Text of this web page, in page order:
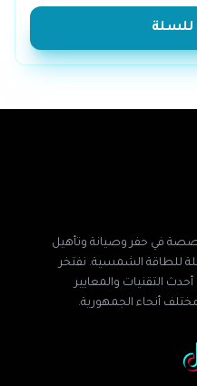
في حفر وصيانة وتأهيل
للطاقة الشمسية. نفتخر
التقنيات والمعايير
أنحاء الجمهورية.